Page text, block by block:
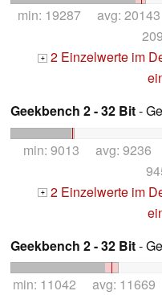
min: 19287 avg:
+ 2 Einzelwerte im
Geekbench 2 - 32 Bit-
min: 9013 avg: 9236
+ 2 Einzelwerte im
Geekbench 2 - 32 Bit-
min: 11042 avg: